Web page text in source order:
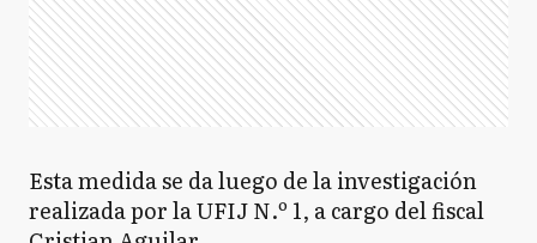
Esta medida se da luego de la investigación
realizada por la UFIJ N.º 1, a cargo del fiscal